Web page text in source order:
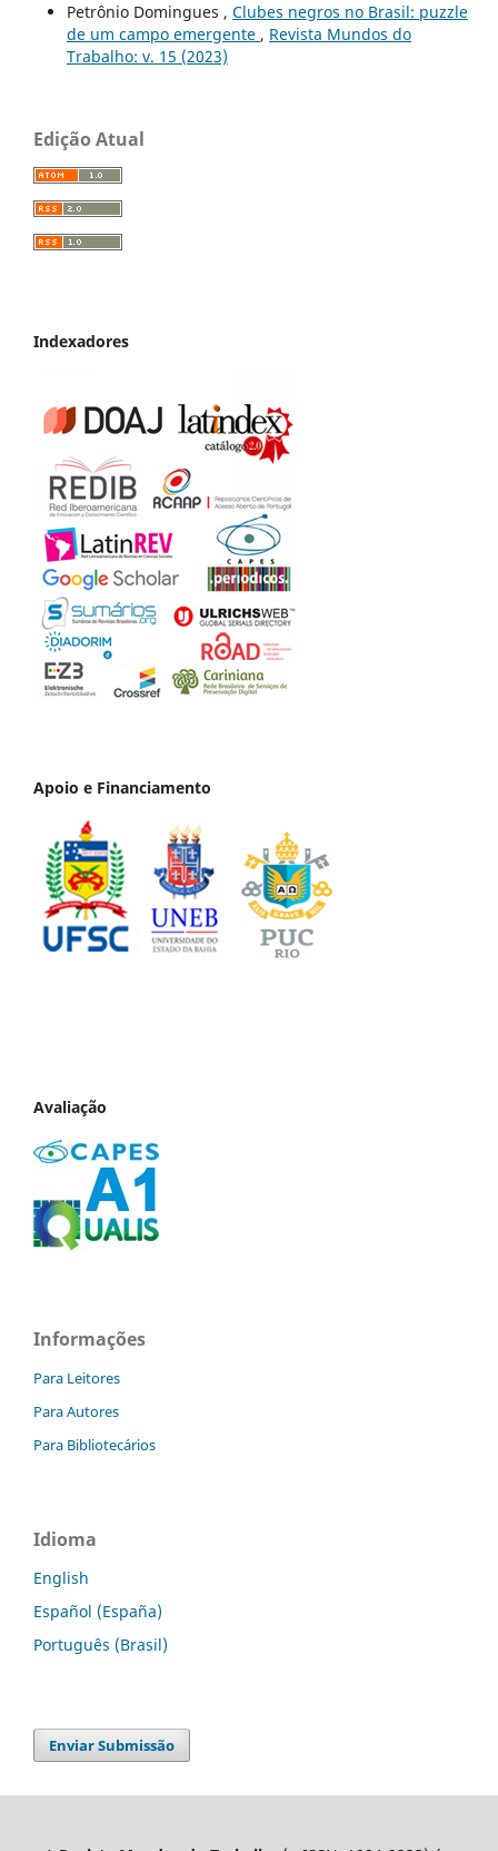
Petrônio Domingues , Clubes negros no Brasil: puzzle
de um campo emergente , Revista Mundos do
Trabalho: v. 15 (2023)
Edição Atual
Indexadores
Apoio e Financiamento
Avaliação
Informações
Para Leitores
Para Autores
Para Bibliotecários
Idioma
English
Español (España)
Português (Brasil)
Enviar Submissão